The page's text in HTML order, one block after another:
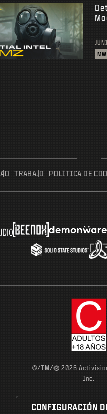
TRABAJO POLÍTICA DE
©/TM/® 2026
Inc.
CONFIGURACIÓN